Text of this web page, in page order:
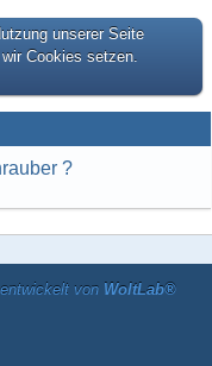
unserer Seite
Cookies setzen.
?
von WoltLab®